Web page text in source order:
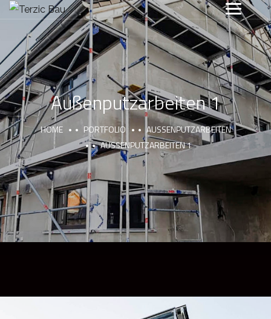
Außenputzarbeiten 1
HOME PORTFOLIO
AUSSENPUTZARBEITEN
AUSSENPUTZARBEITEN 1